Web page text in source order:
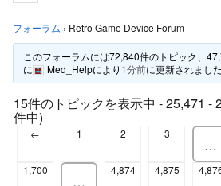
フォーラム › Retro Game Device Forum
このフォーラムには72,840件のトピック、
に
Med_Helpにより 1分前に更新されました
15件のトピックを表示中 - 25,471 -
件中)
← 1 2 3
…
1,700
…
4,874 4,875